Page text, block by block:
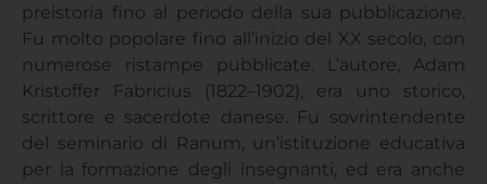
preistoria fino al periodo della sua pubblicazione.
Fu molto popolare fino all’inizio del XX secolo, con
numerose ristampe pubblicate. L’autore, Adam
Kristoffer Fabricius (1822–1902), era uno storico,
scrittore e sacerdote danese. Fu sovrintendente
del seminario di Ranum, un’istituzione educativa
per la formazione degli insegnanti, ed era anche